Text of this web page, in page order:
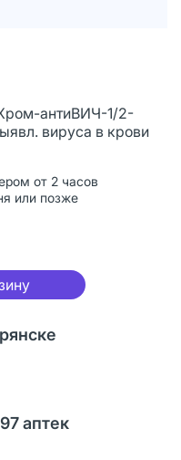
антиВИЧ-1/2-
вируса в крови
от 2 часов
или позже
аптек